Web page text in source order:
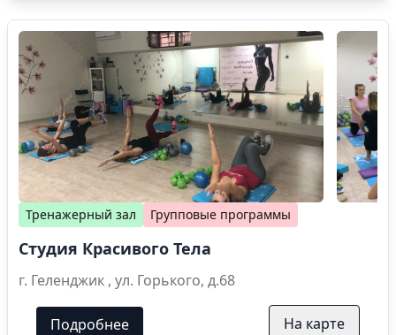
Тренажерный зал Групповые программы
Студия Красивого Тела
г. Геленджик , ул. Горького, д.68
Подробнее На карте